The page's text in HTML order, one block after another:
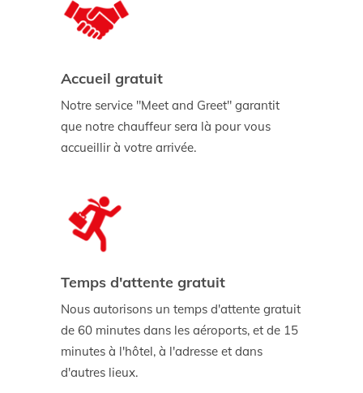
Accueil gratuit
Notre service "Meet and Greet" garantit
que notre chauffeur sera là pour vous
accueillir à votre arrivée.
Temps d'attente gratuit
Nous autorisons un temps d'attente gratuit
de 60 minutes dans les aéroports, et de 15
minutes à l'hôtel, à l'adresse et dans
d'autres lieux.